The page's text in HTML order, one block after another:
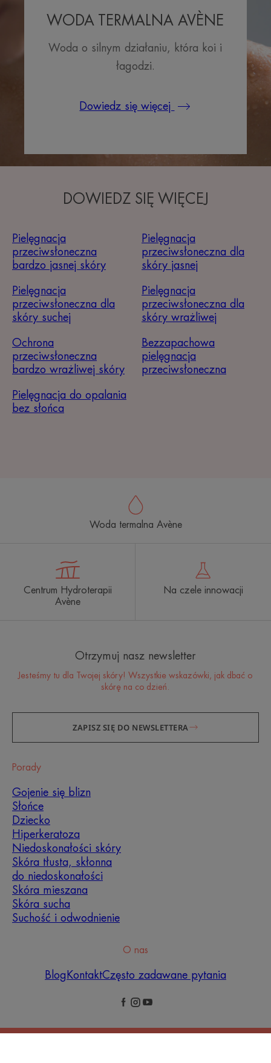
WODA TERMALNA AVÈNE
Woda o silnym działaniu, która koi i
łagodzi.
Dowiedz się więcej
DOWIEDZ SIĘ WIĘCEJ
Pielęgnacja
przeciwsłoneczna
bardzo jasnej skóry
Pielęgnacja
przeciwsłoneczna dla
skóry jasnej
Pielęgnacja
przeciwsłoneczna dla
skóry suchej
Pielęgnacja
przeciwsłoneczna dla
skóry wrażliwej
Ochrona
przeciwsłoneczna
bardzo wrażliwej skóry
Bezzapachowa
pielęgnacja
przeciwsłoneczna
Pielęgnacja do opalania
bez słońca
pielęgnacji skóry twarzy
przyjąć?
Z pomocą naszych ekspertów określ czego
naprawdę potrzebuje Twoja skóra a następnie
odkryj najbardziej odpowiedni sposób jej
pielęgnacji.
OCENA MOJEJ SKÓRY
Woda termalna Avène
Centrum Hydroterapii
Avène
Na czele innowacji
Otrzymuj nasz newsletter
Jesteśmy tu dla Twojej skóry! Wszystkie wskazówki, jak dbać o
skórę na co dzień.
ZAPISZ SIĘ DO NEWSLETTERA
Porady
Gojenie się blizn
Słońce
Dziecko
Hiperkeratoza
Niedoskonałości skóry
Skóra tłusta, skłonna
do niedoskonałości
Skóra mieszana
Skóra sucha
Suchość i odwodnienie
O nas
Blog KontaktCzęsto zadawane pytania